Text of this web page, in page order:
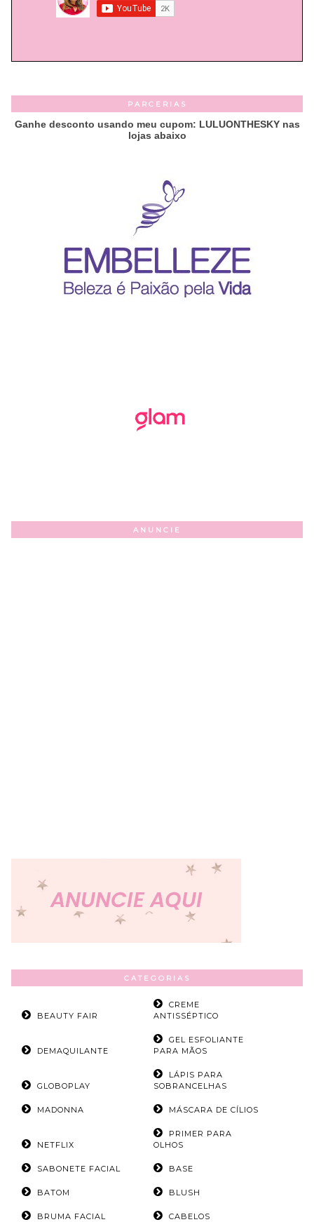
PARCERIAS
Ganhe desconto usando meu cupom: LULUONTHESKY nas
lojas abaixo
ANUNCIE
CATEGORIAS
BEAUTY FAIR
CREME
ANTISSÉPTICO
DEMAQUILANTE
GEL ESFOLIANTE
PARA MÃOS
GLOBOPLAY
LÁPIS PARA
SOBRANCELHAS
MADONNA MÁSCARA DE CÍLIOS
NETFLIX
PRIMER PARA
OLHOS
SABONETE FACIAL BASE
BATOM BLUSH
BRUMA FACIAL CABELOS